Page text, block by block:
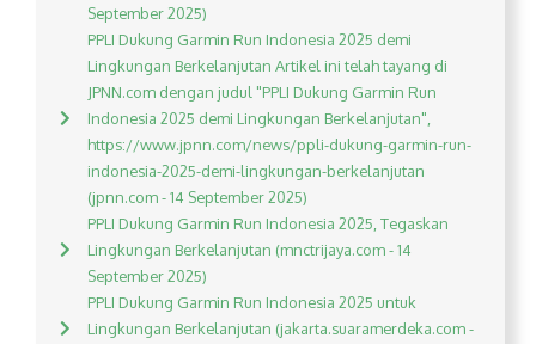
September 2025)
PPLI Dukung Garmin Run Indonesia 2025 demi
Lingkungan Berkelanjutan Artikel ini telah tayang di
JPNN.com dengan judul "PPLI Dukung Garmin Run
Indonesia 2025 demi Lingkungan Berkelanjutan",
https://www.jpnn.com/news/ppli-dukung-garmin-run-
indonesia-2025-demi-lingkungan-berkelanjutan
(jpnn.com - 14 September 2025)
PPLI Dukung Garmin Run Indonesia 2025, Tegaskan
Lingkungan Berkelanjutan (mnctrijaya.com - 14
September 2025)
PPLI Dukung Garmin Run Indonesia 2025 untuk
Lingkungan Berkelanjutan (jakarta.suaramerdeka.com -